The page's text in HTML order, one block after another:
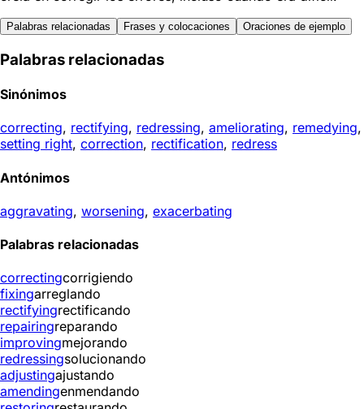
Palabras relacionadas Frases y colocaciones Oraciones de ejemplo
Palabras relacionadas
Sinónimos
correcting, rectifying, redressing, ameliorating, remedying,
setting right, correction, rectification, redress
Antónimos
aggravating, worsening, exacerbating
Palabras relacionadas
correctingcorrigiendo
fixingarreglando
rectifyingrectificando
repairingreparando
improvingmejorando
redressingsolucionando
adjustingajustando
amendingenmendando